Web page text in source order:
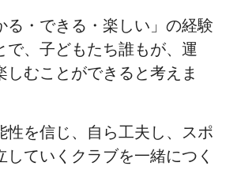
る・できる・楽しい」の経験
で、子どもたち誰もが、運
しむことができると考えま
性を信じ、自ら工夫し、スポ
していくクラブを一緒につく